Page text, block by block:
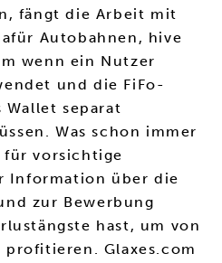
fängt die Arbeit mit
Autobahnen, hive
wenn ein Nutzer
und die FiFo-
separat
Was schon immer
für vorsichtige
Information über die
zur Bewerbung
hast, um von
Glaxes.com